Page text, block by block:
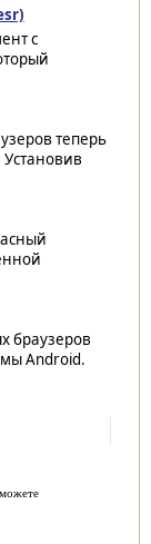
с
теперь
браузеров
Android.